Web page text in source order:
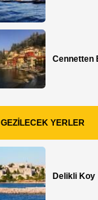
Cennetten
GEZILECEK YERLER
Delikli Koy